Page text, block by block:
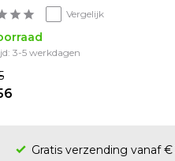
Vergelijk
3-5 werkdagen
Gratis verzending vanaf €